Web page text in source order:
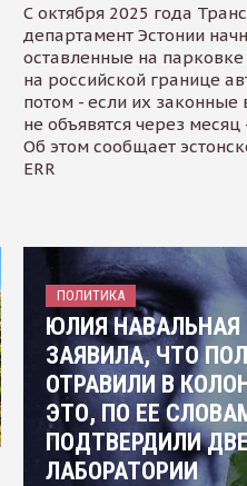
С октября 2025 года
департамент Эстонии
оставленные на
на российской границе
потом - если их
не объявятся через месяц
Об этом сообщает
ERR
ПОЛИТИКА
ЮЛИЯ НАВАЛЬНАЯ
ЗАЯВИЛА, ЧТО
ОТРАВИЛИ В
ЭТО, ПО ЕЕ
ПОДТВЕРДИЛИ
ЛАБОРАТОРИИ